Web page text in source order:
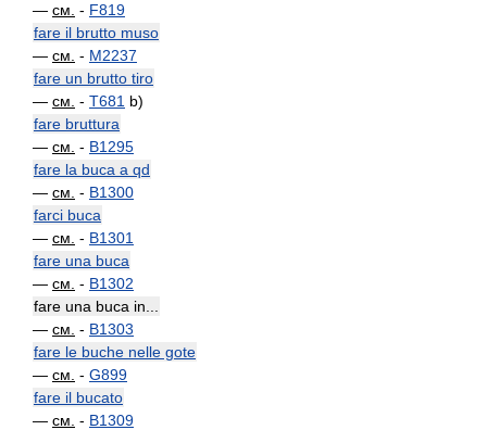
— см. - F819
fare il brutto muso
— см. - M2237
fare un brutto tiro
— см. - T681 b)
fare bruttura
— см. - B1295
fare la buca a qd
— см. - B1300
farci buca
— см. - B1301
fare una buca
— см. - B1302
fare una buca in...
— см. - B1303
fare le buche nelle gote
— см. - G899
fare il bucato
— см. - B1309